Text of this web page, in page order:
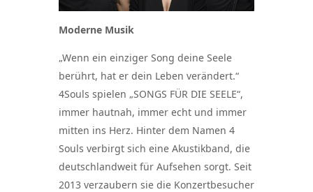
Moderne Musik
„Wenn ein einziger Song deine Seele
berührt, hat er dein Leben verändert.“
4Souls spielen „SONGS FÜR DIE SEELE“,
immer hautnah, immer echt und immer
mitten ins Herz. Hinter dem Namen 4
Souls verbirgt sich eine Akustikband, die
deutschlandweit für Aufsehen sorgt. Seit
2013 verzaubern sie die Konzertbesucher